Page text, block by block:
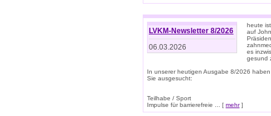
LVKM-Newsletter 8/2026
06.03.2026
heute
auf
es
gesund
In unserer heutigen Ausgabe 8/2026
Sie ausgesucht:
Teilhabe / Sport
Impulse für barrierefreie ... [ mehr]